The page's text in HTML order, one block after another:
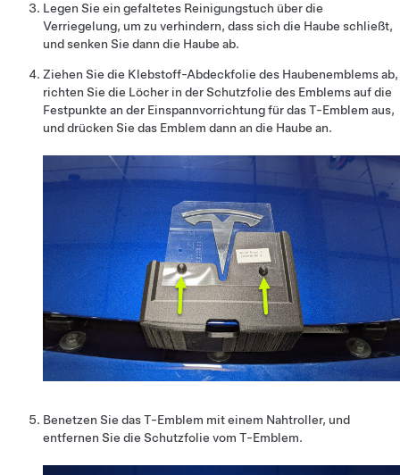
Legen Sie ein gefaltetes Reinigungstuch über die
Verriegelung, um zu verhindern, dass sich die Haube schließt,
und senken Sie dann die Haube ab.
Ziehen Sie die Klebstoff-Abdeckfolie des Haubenemblems ab,
richten Sie die Löcher in der Schutzfolie des Emblems auf die
Festpunkte an der Einspannvorrichtung für das T-Emblem aus,
und drücken Sie das Emblem dann an die Haube an.
Benetzen Sie das T-Emblem mit einem Nahtroller, und
entfernen Sie die Schutzfolie vom T-Emblem.